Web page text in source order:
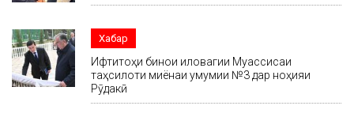
Хабар
Ифтитоҳи бинои иловагии Муассисаи
таҳсилоти миёнаи умумии №3 дар ноҳияи
Рӯдакӣ